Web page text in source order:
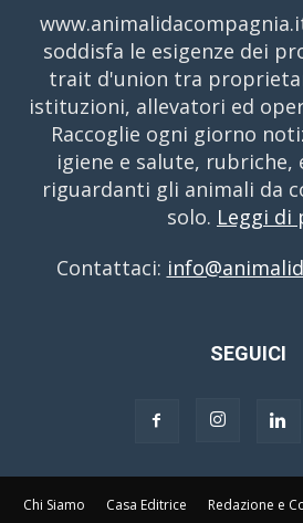
soddisfa le esigenze dei
trait d'union tra
istituzioni, allevatori ed
Raccoglie ogni giorno
igiene e salute, rubriche,
riguardanti gli animali da
solo. Leggi di
Contattaci:
SEGUICI
Chi Siamo Casa Editrice Redazione e